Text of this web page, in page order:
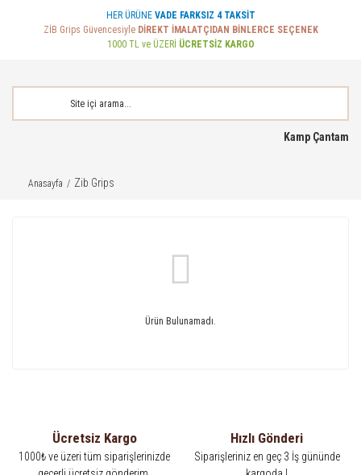
HER ÜRÜNE VADE FARKSIZ 4 TAKSİT
ZİB Grips Güvencesiyle DİREKT İMALATÇIDAN BİNLERCE SEÇENEK
1000 TL ve ÜZERİ ÜCRETSİZ KARGO
Kamp Çantam
Anasayfa Zib Grips
Ürün Bulunamadı.
Ücretsiz Kargo
1000₺ ve üzeri tüm siparişlerinizde
Hızlı Gönderi
Siparişleriniz en geç 3 İş gününde